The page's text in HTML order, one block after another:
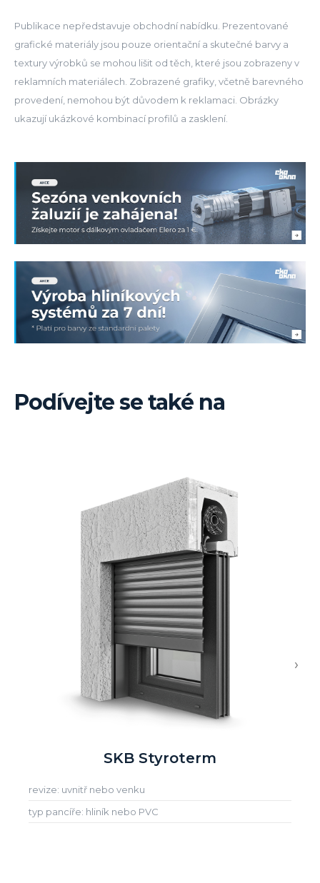
Publikace nepředstavuje obchodní nabídku. Prezentované
grafické materiály jsou pouze orientační a skutečné barvy a
textury výrobků se mohou lišit od těch, které jsou zobrazeny v
reklamních materiálech. Zobrazené grafiky, včetně barevného
provedení, nemohou být důvodem k reklamaci. Obrázky
ukazují ukázkové kombinací profilů a zasklení.
Podívejte se také na
SKB Styroterm
revize: uvnitř nebo venku
typ pancíře: hliník nebo PVC
›